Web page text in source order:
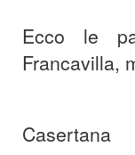
Ecco le
Francavilla,
Casertana